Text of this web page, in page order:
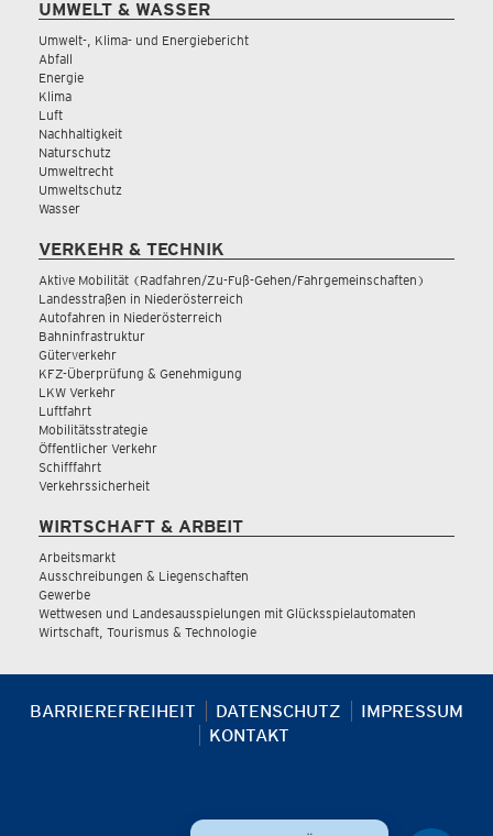
UMWELT & WASSER
Umwelt-, Klima- und Energiebericht
Abfall
Energie
Klima
Luft
Nachhaltigkeit
Naturschutz
Umweltrecht
Umweltschutz
Wasser
VERKEHR & TECHNIK
Aktive Mobilität (Radfahren/Zu-Fuß-Gehen/Fahrgemeinschaften)
Landesstraßen in Niederösterreich
Autofahren in Niederösterreich
Bahninfrastruktur
Güterverkehr
KFZ-Überprüfung & Genehmigung
LKW Verkehr
Luftfahrt
Mobilitätsstrategie
Öffentlicher Verkehr
Schifffahrt
Verkehrssicherheit
WIRTSCHAFT & ARBEIT
Arbeitsmarkt
Ausschreibungen & Liegenschaften
Gewerbe
Wettwesen und Landesausspielungen mit Glücksspielautomaten
Wirtschaft, Tourismus & Technologie
BARRIEREFREIHEIT DATENSCHUTZ
IMPRESSUM
KONTAKT